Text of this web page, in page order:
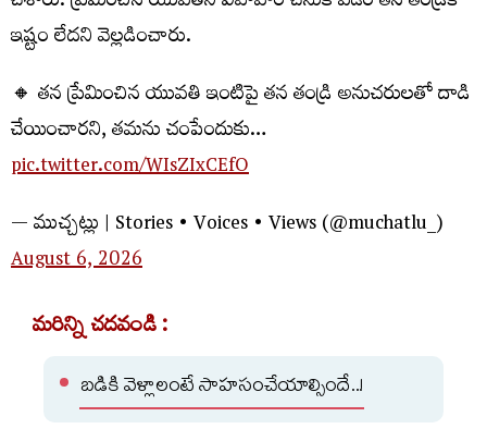
ఇష్టం లేదని వెల్లడించారు.
🔸 తన ప్రేమించిన యువతి ఇంటిపై తన తండ్రి అనుచరులతో దాడి
చేయించారని, తమను చంపేందుకు…
pic.twitter.com/WIsZIxCEfO
— ముచ్చట్లు | Stories • Voices • Views (@muchatlu_)
August 6, 2026
మరిన్ని చదవండి :
బడికి వెళ్లాలంటే సాహసంచేయాల్సిందే..!